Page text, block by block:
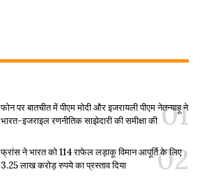
फोन पर बातचीत में पीएम मोदी और इजरायली पीएम नेतन्याहू ने
भारत-इजराइल रणनीतिक साझेदारी की समीक्षा की
फ्रांस ने भारत को 114 राफेल लड़ाकू विमान आपूर्ति के लिए
3.25 लाख करोड़ रुपये का प्रस्ताव दिया